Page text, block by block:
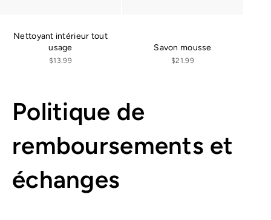
Nettoyant intérieur tout
usage
Prix de vente
$13.99
Savon mousse
Prix de vente
$21.99
Politique de
remboursements et
échanges